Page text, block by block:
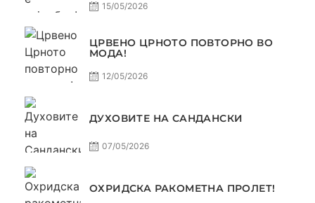
15/05/2026
ЦРВЕНО ЦРНОТО ПОВТОРНО ВО
МОДА!
12/05/2026
ДУХОВИТЕ НА САНДАНСКИ
07/05/2026
ОХРИДСКА РАКОМЕТНА ПРОЛЕТ!